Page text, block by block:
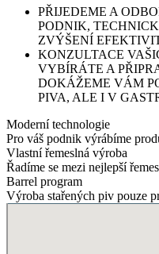
PŘIJEDEME A
PODNIK,
ZVÝŠENÍ
KONZULTACE
VYBÍRÁTE A
DOKÁŽEME VÁM
PIVA, ALE I V
Moderní technologie
Pro váš podnik výrábíme
Vlastní řemeslná výroba
Řadíme se mezi nejlepší
Barrel program
Výroba stařených piv pouze